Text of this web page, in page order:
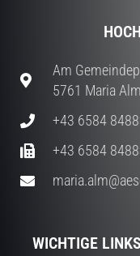
Am
5761 Maria Alm
+43 6584
+43 6584
WICHTIGE LINKS